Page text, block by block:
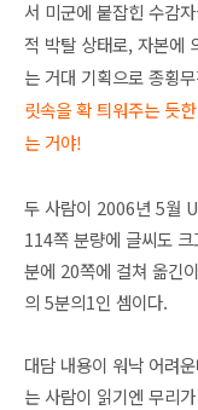
서 미군에 붙잡힌 수감
적 박탈 상태로, 자본에
는 거대 기획으로 종횡
릿속을 확 틔워주는 듯
는 거야!
두 사람이 2006년 5월
114쪽 분량에 글씨도
분에 20쪽에 걸쳐 옮긴
의 5분의1인 셈이다.
대담 내용이 워낙 어려
는 사람이 읽기엔 무리